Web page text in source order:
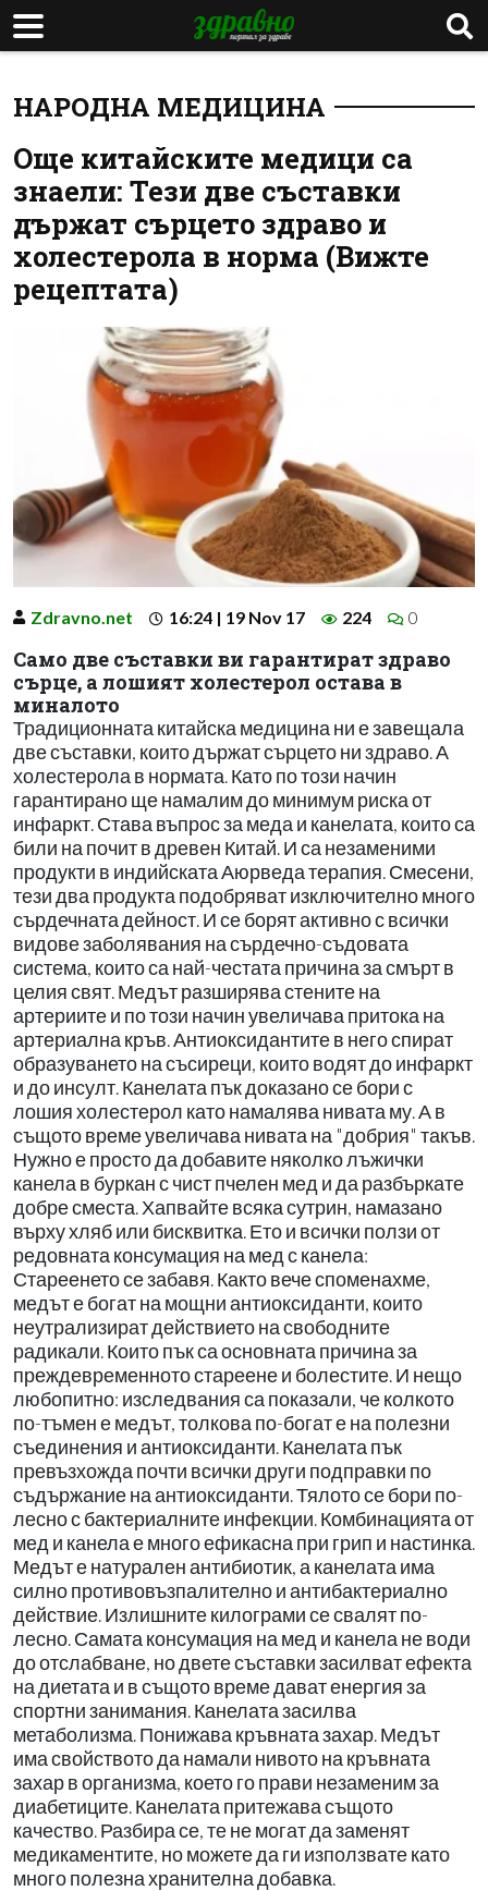
НАРОДНА МЕДИЦИНА
Още китайските медици са
знаели: Тези две съставки
държат сърцето здраво и
холестерола в норма (Вижте
рецептата)
Zdravno.net 16:24 | 19 Nov 17 224 0
Само две съставки ви гарантират здраво
сърце, а лошият холестерол остава в
миналото
Традиционната китайска медицина ни е завещала
две съставки, които държат сърцето ни здраво. А
холестерола в нормата. Като по този начин
гарантирано ще намалим до минимум риска от
инфаркт. Става въпрос за меда и канелата, които са
били на почит в древен Китай. И са незаменими
продукти в индийската Аюрведа терапия. Смесени,
тези два продукта подобряват изключително много
сърдечната дейност. И се борят активно с всички
видове заболявания на сърдечно-съдовата
система, които са най-честата причина за смърт в
целия свят. Медът разширява стените на
артериите и по този начин увеличава притока на
артериална кръв. Антиоксидантите в него спират
образуването на съсиреци, които водят до инфаркт
и до инсулт. Канелата пък доказано се бори с
лошия холестерол като намалява нивата му. А в
същото време увеличава нивата на "добрия" такъв.
Нужно е просто да добавите няколко лъжички
канела в буркан с чист пчелен мед и да разбъркате
добре сместа. Хапвайте всяка сутрин, намазано
върху хляб или бисквитка. Ето и всички ползи от
редовната консумация на мед с канела:
Стареенето се забавя. Както вече споменахме,
медът е богат на мощни антиоксиданти, които
неутрализират действието на свободните
радикали. Които пък са основната причина за
преждевременното стареене и болестите. И нещо
любопитно: изследвания са показали, че колкото
по-тъмен е медът, толкова по-богат е на полезни
съединения и антиоксиданти. Канелата пък
превъзхожда почти всички други подправки по
съдържание на антиоксиданти. Тялото се бори по-
лесно с бактериалните инфекции. Комбинацията от
мед и канела е много ефикасна при грип и настинка.
Медът е натурален антибиотик, а канелата има
силно противовъзпалително и антибактериално
действие. Излишните килограми се свалят по-
лесно. Самата консумация на мед и канела не води
до отслабване, но двете съставки засилват ефекта
на диетата и в същото време дават енергия за
спортни занимания. Канелата засилва
метаболизма. Понижава кръвната захар. Медът
има свойството да намали нивото на кръвната
захар в организма, което го прави незаменим за
диабетиците. Канелата притежава същото
качество. Разбира се, те не могат да заменят
медикаментите, но можете да ги използвате като
много полезна хранителна добавка.